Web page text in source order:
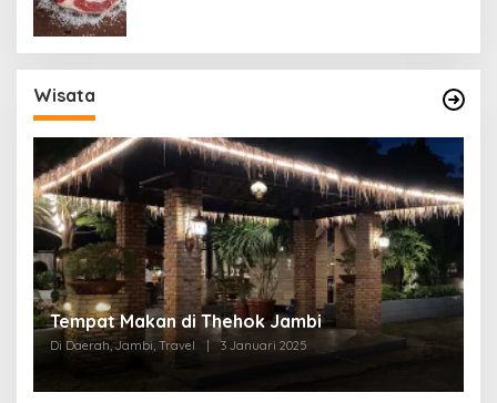
Wisata
Tempat Makan di Thehok Jambi
Di Daerah, Jambi, Travel 3 Januari 2025